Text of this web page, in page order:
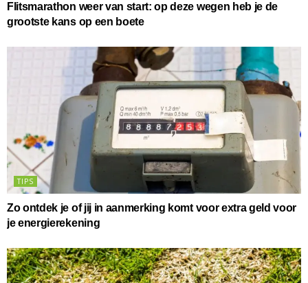
Flitsmarathon weer van start: op deze wegen heb je de
grootste kans op een boete
TIPS
Zo ontdek je of jij in aanmerking komt voor extra geld voor
je energierekening